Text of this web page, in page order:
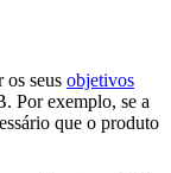
seus objetivos
Por exemplo, se a
que o produto